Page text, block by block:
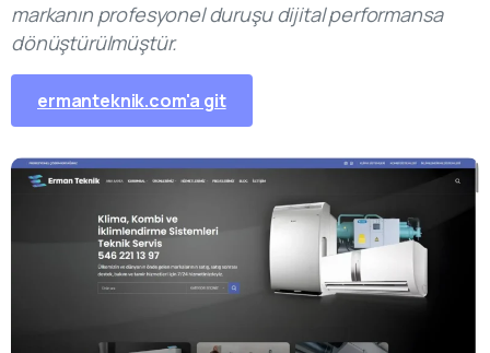
markanın profesyonel duruşu dijital performansa
dönüştürülmüştür.
ermanteknik.com'a git